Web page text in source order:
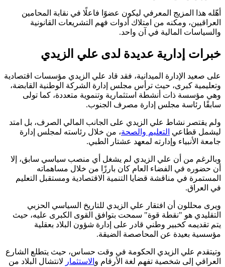
أهّله هذا المزيج المعرفي ليكون عضوًا فاعلًا في نقابة المحامين
العراقيين، ومكنه من امتلاك أدوات فهم التشريعات القانونية
والسياسات المالية في آن واحد.
خبرات إدارية عديدة لدى علي الزيدي
على صعيد الإدارة الميدانية، فقد قاد علي الزيدي مؤسسات اقتصادية
وتعليمية كبرى، حيث ترأس مجلس إدارة الشركة الوطنية القابضة،
وهي مؤسسة ذات أنشطة استثمارية وتنموية متعددة، كما تولى
سابقًا رئاسة مجلس إدارة مصرف الجنوب.
ولم يقتصر نشاط علي الزيدي على الجانب المالي الصرف، بل امتد
ليشمل قطاعي التعليم والصحة، من خلال رئاسته لمجلس إدارة
جامعة الأنبياء وإدارته لمعهد عشتار الطبي.
وبالرغم من أن علي الزيدي لم يشغل أي منصب سياسي سابق، إلا
أن حضوره في الفضاء العام كان بارزًا من خلال مساهماته
المستمرة في مناقشة قضايا التنمية الاقتصادية ومستقبل التعليم
في العراق.
ويرى محللون أن افتقار علي الزيدي للتاريخ السياسي الحزبي
التقليدي هو "نقطة قوة" سمحت بتوافق القوى الكبرى عليه، حيث
يتم تقديمه كخبير وطني قادر على إدارة شؤون البلاد بعقلية
مؤسسية بعيدة عن المحاصصة الضيقة.
وتيتقدم علي الزيدي الحكومة في وقت حساس، حيث يتطلع الشارع
العراقي إلى شخصية تفهم لغة الأرقام والاستثمار لانتشال البلاد من